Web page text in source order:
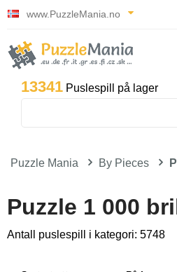
www.PuzzleMania.no
13341 Puslespill på lager
Puzzle Mania By Pieces
Puzzle 1 000
Antall puslespill i kategori: 5748